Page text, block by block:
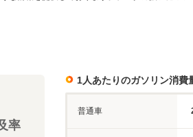
率
1人あたりのガソリン消費
普通車